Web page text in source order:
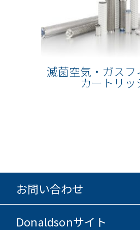
滅菌空気・ガスフ
カートリッ
お問い合わせ
Donaldsonサイト